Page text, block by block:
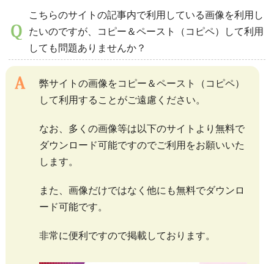
こちらのサイトの記事内で利用している画像を利用し
たいのですが、コピー＆ペースト（コピペ）して利用
しても問題ありませんか？
弊サイトの画像をコピー＆ペースト（コピペ）
して利用することがご遠慮ください。
なお、多くの画像等は以下のサイトより無料で
ダウンロード可能ですのでご利用をお願いいた
します。
また、画像だけではなく他にも無料でダウンロ
ード可能です。
非常に便利ですので掲載しております。